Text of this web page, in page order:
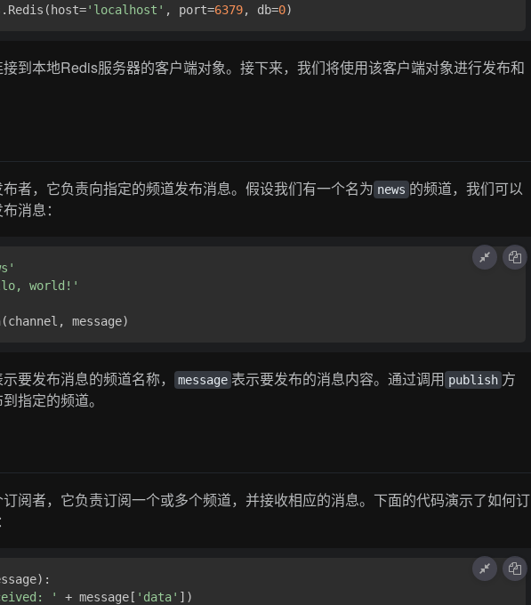
'localhost' , port=6379, db=0
接到本地Redis服务器的客户端对象。接下来，我们将使用该客户端对象进行发布和
者，它负责向指定的频道发布消息。假设我们有一个名为 news 的频道，我们可以
消息：
world!'
示要发布消息的频道名称， message 表示要发布的消息内容。通过调用 publish 方
指定的频道。
阅者，它负责订阅一个或多个频道，并接收相应的消息。下面的代码演示了如何订
):
' + message[ 'data' ])